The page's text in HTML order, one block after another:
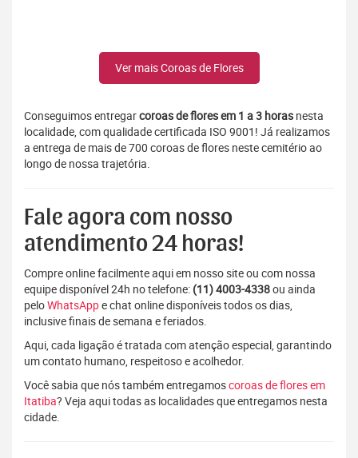
Ver mais Coroas de Flores
Conseguimos entregarcoroas de flores em 1 a 3 horas nesta
localidade, com qualidade certificada ISO 9001! Já realizamos
a entrega de mais de 700 coroas de flores neste cemitério ao
longo de nossa trajetória.
Fale agora com nosso
atendimento 24 horas!
Compre online facilmente aqui em nosso site ou com nossa
equipe disponível 24h no telefone: (11) 4003-4338ou ainda
peloWhatsAppe chat online disponíveis todos os dias,
inclusive finais de semana e feriados.
Aqui, cada ligação é tratada com atenção especial, garantindo
um contato humano, respeitoso e acolhedor.
Você sabia que nós também entregamoscoroas de flores em
Itatiba? Veja aqui todas as localidades que entregamos nesta
cidade.